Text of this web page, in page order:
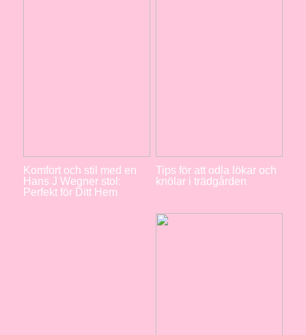
Komfort och stil med en
Hans J Wegner stol:
Perfekt för Ditt Hem
Tips för att odla lökar och
knölar i trädgården